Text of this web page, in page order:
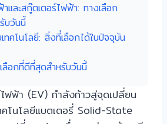
และสกู๊ตเตอร์ไฟฟ้า: ทางเลือก
บวันนี้
เทคโนโลยี: สิ่งที่เลือกได้ในปัจจุบัน
ลือกที่ดีที่สุดสำหรับวันนี้
ฟ้า (EV) กำลังก้าวสู่จุดเปลี่ยน
โนโลยีแบตเตอรี่ Solid-State